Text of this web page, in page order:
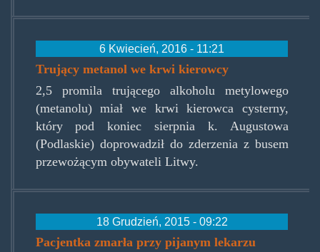
6 Kwiecień, 2016 - 11:21
Trujący metanol we krwi kierowcy
2,5 promila trującego alkoholu metylowego
(metanolu) miał we krwi kierowca cysterny,
który pod koniec sierpnia k. Augustowa
(Podlaskie) doprowadził do zderzenia z busem
przewożącym obywateli Litwy.
18 Grudzień, 2015 - 09:22
Pacjentka zmarła przy pijanym lekarzu